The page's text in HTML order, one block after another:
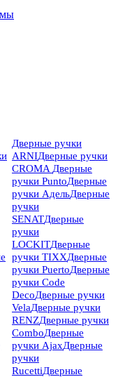
Дверные ручки
ARNIДверные ручки
CROMA Дверные
ручки PuntoДверные
ручки АдельДверные
ручки
SENATДверные
ручки
LOCKITДверные
ручки TIXXДверные
ручки PuertoДверные
ручки Code
DecoДверные ручки
VelaДверные ручки
RENZДверные ручки
ComboДверные
ручки AjaxДверные
ручки
RucettiДверные